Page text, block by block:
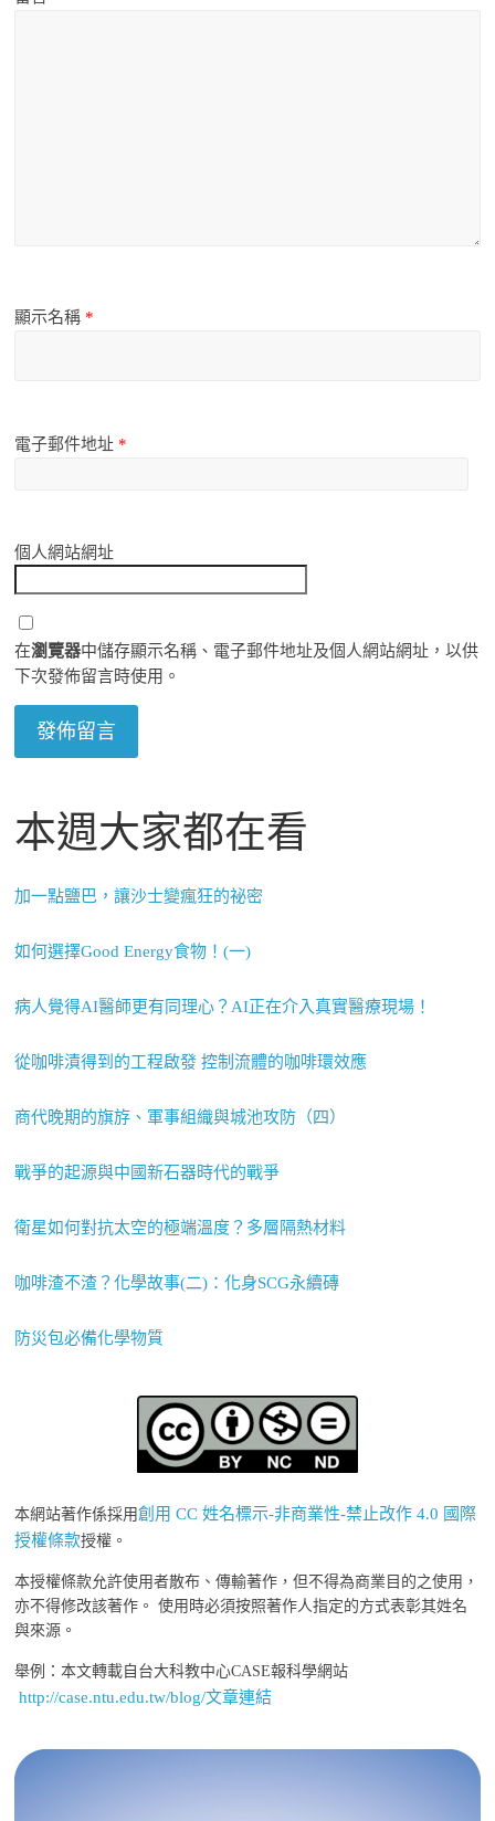
顯示名稱 *
電子郵件地址 *
個人網站網址
在瀏覽器中儲存顯示名稱、電子郵件地址及個人網站網址，以供
下次發佈留言時使用。
本週大家都在看
加一點鹽巴，讓沙士變瘋狂的祕密
如何選擇Good Energy食物！(一)
病人覺得AI醫師更有同理心？AI正在介入真實醫療現場！
從咖啡漬得到的工程啟發 控制流體的咖啡環效應
商代晚期的旗斿、軍事組織與城池攻防（四）
戰爭的起源與中國新石器時代的戰爭
衛星如何對抗太空的極端溫度？多層隔熱材料
咖啡渣不渣？化學故事(二)：化身SCG永續磚
防災包必備化學物質
本網站著作係採用創用 CC 姓名標示-非商業性-禁止改作 4.0 國際
授權條款授權。
本授權條款允許使用者散布、傳輸著作，但不得為商業目的之使用，
亦不得修改該著作。 使用時必須按照著作人指定的方式表彰其姓名
與來源。
舉例：本文轉載自台大科教中心CASE報科學網站
http://case.ntu.edu.tw/blog/文章連結